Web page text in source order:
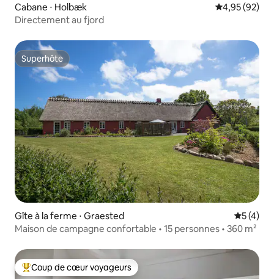
Cabane ⋅ Holbæk Évaluation
4,95 (92)
Directement au fjord
Superhôte
Superhôte
Gîte à la ferme ⋅ Graested
5 (4)
Maison de campagne confortable • 15 personnes • 360 m²
Coups de cœur voyageurs les plus appréciés
Coup de cœur voyageurs